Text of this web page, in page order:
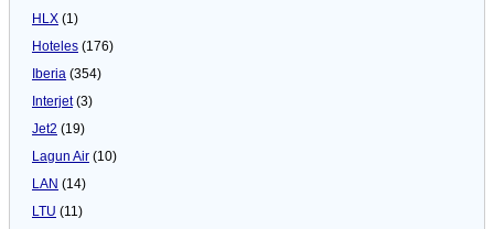
HLX (1)
Hoteles (176)
Iberia (354)
Interjet(3)
Jet2 (19)
Lagun Air (10)
LAN (14)
LTU (11)